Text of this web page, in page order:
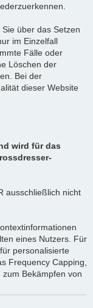
über das Setzen
im Einzelfall
Fälle oder
Löschen der
Bei der
dieser Website
wird für das
ausschließlich nicht
eines Nutzers. Für
personalisierte
Frequency Capping,
Bekämpfen von